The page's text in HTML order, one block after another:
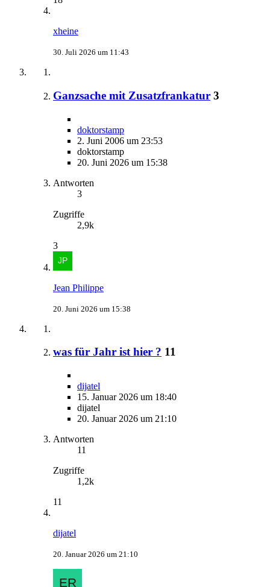
xheine
30. Juli 2026 um 11:43
Ganzsache mit Zusatzfrankatur 3
doktorstamp
2. Juni 2006 um 23:53
doktorstamp
20. Juni 2026 um 15:38
Antworten
3
Zugriffe
2,9k
3
Jean Philippe
20. Juni 2026 um 15:38
was für Jahr ist hier ? 11
dijatel
15. Januar 2026 um 18:40
dijatel
20. Januar 2026 um 21:10
Antworten
11
Zugriffe
1,2k
11
dijatel
20. Januar 2026 um 21:10